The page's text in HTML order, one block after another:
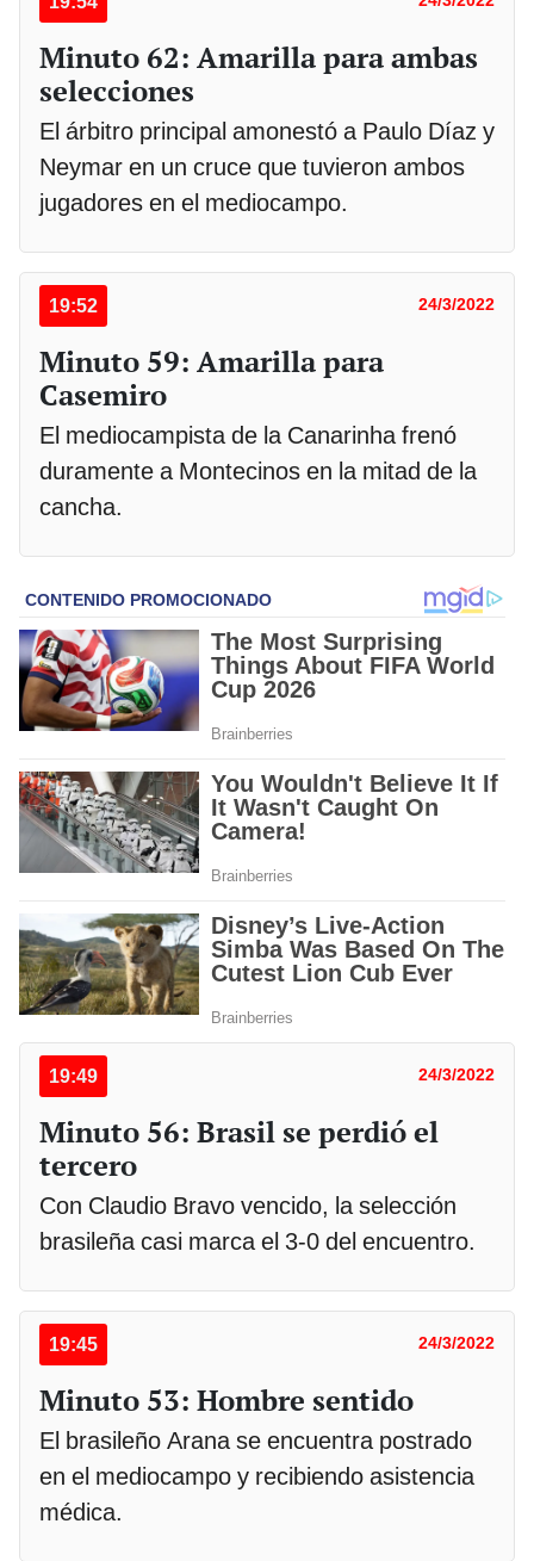
Minuto 62: Amarilla para ambas
selecciones
El árbitro principal amonestó a Paulo Díaz y
Neymar en un cruce que tuvieron ambos
jugadores en el mediocampo.
19:52 24/3/2022
Minuto 59: Amarilla para
Casemiro
El mediocampista de la Canarinha frenó
duramente a Montecinos en la mitad de la
cancha.
19:49 24/3/2022
Minuto 56: Brasil se perdió el
tercero
Con Claudio Bravo vencido, la selección
brasileña casi marca el 3-0 del encuentro.
19:45 24/3/2022
Minuto 53: Hombre sentido
El brasileño Arana se encuentra postrado
en el mediocampo y recibiendo asistencia
médica.